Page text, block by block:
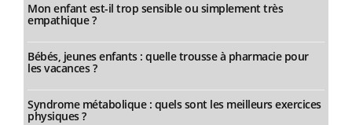
Mon enfant est-il trop sensible ou simplement très
empathique ?
Bébés, jeunes enfants : quelle trousse à pharmacie pour
les vacances ?
Syndrome métabolique : quels sont les meilleurs exercices
physiques ?